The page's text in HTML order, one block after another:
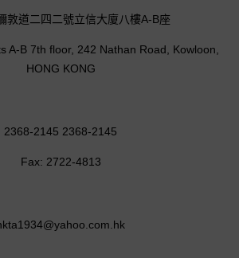
敦道二四二號立信大廈八樓A-B座
A-B 7th floor, 242 Nathan Road, Kowloon,
HONG KONG
2368-2145 2368-2145
Fax: 2722-4813